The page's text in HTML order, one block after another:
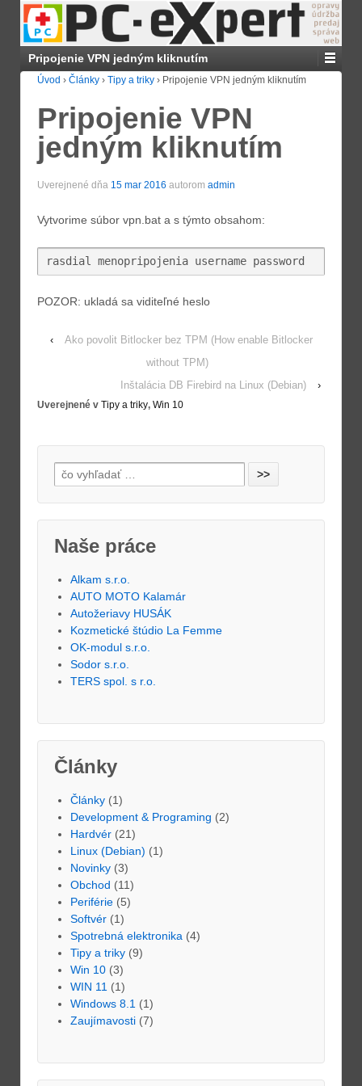
Pripojenie VPN jedným kliknutím
Úvod › Články › Tipy a triky › Pripojenie VPN jedným kliknutím
Pripojenie VPN
jedným kliknutím
Uverejnené dňa 15 mar 2016 autorom admin
Vytvorime súbor vpn.bat a s týmto obsahom:
rasdial menopripojenia username password
POZOR: ukladá sa viditeľné heslo
‹
Ako povolit Bitlocker bez TPM (How enable Bitlocker
without TPM)
Inštalácia DB Firebird na Linux (Debian)
›
Uverejnené v Tipy a triky, Win 10
Naše práce
Alkam s.r.o.
AUTO MOTO Kalamár
Autožeriavy HUSÁK
Kozmetické štúdio La Femme
OK-modul s.r.o.
Sodor s.r.o.
TERS spol. s r.o.
Články
Články (1)
Development & Programing (2)
Hardvér (21)
Linux (Debian) (1)
Novinky (3)
Obchod (11)
Periférie (5)
Softvér (1)
Spotrebná elektronika (4)
Tipy a triky (9)
Win 10 (3)
WIN 11 (1)
Windows 8.1 (1)
Zaujímavosti (7)